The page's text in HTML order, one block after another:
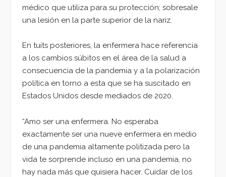
médico que utiliza para su protección; sobresale
una lesión en la parte superior de la nariz.
En tuits posteriores, la enfermera hace referencia
a los cambios súbitos en el área de la salud a
consecuencia de la pandemia y a la polarización
política en torno a esta que se ha suscitado en
Estados Unidos desde mediados de 2020.
“Amo ser una enfermera. No esperaba
exactamente ser una nueve enfermera en medio
de una pandemia altamente politizada pero la
vida te sorprende incluso en una pandemia, no
hay nada más que quisiera hacer. Cuidar de los